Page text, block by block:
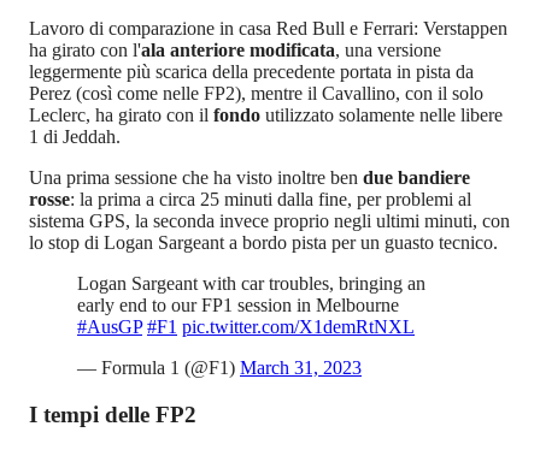
Lavoro di comparazione in casa Red Bull e Ferrari: Verstappen
ha girato con l'ala anteriore modificata, una versione
leggermente più scarica della precedente portata in pista da
Perez (così come nelle FP2), mentre il Cavallino, con il solo
Leclerc, ha girato con il fondo utilizzato solamente nelle libere
1 di Jeddah.
Una prima sessione che ha visto inoltre ben due bandiere
rosse: la prima a circa 25 minuti dalla fine, per problemi al
sistema GPS, la seconda invece proprio negli ultimi minuti, con
lo stop di Logan Sargeant a bordo pista per un guasto tecnico.
Logan Sargeant with car troubles, bringing an
early end to our FP1 session in Melbourne
#AusGP #F1 pic.twitter.com/X1demRtNXL
— Formula 1 (@F1) March 31, 2023
I tempi delle FP2